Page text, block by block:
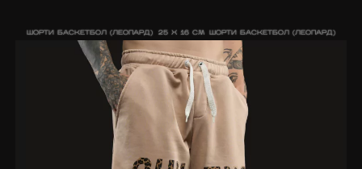
ШОРТИ БАСКЕТБОЛ (ЛЕОПАРД) 25 X 16 CM ШОРТИ БАСКЕТБОЛ (ЛЕОПАРД)